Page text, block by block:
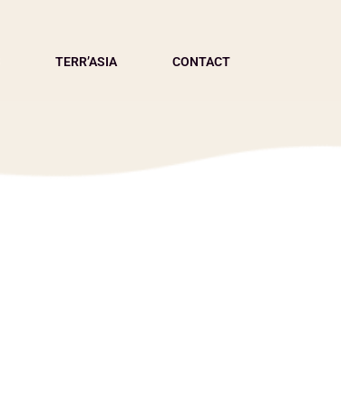
TERR’ASIA CONTACT